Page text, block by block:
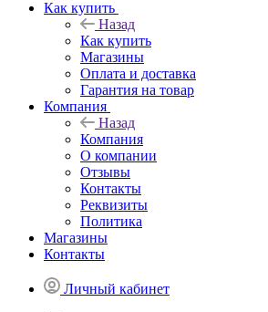
Как купить
Назад
Как купить
Магазины
Оплата и доставка
Гарантия на товар
Компания
Назад
Компания
О компании
Отзывы
Контакты
Реквизиты
Политика
Магазины
Контакты
Личный кабинет